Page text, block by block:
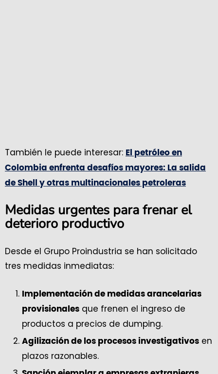
También le puede interesar: El petróleo en
Colombia enfrenta desafíos mayores: La salida
de Shell y otras multinacionales petroleras
Medidas urgentes para frenar el
deterioro productivo
Desde el Grupo Proindustria se han solicitado
tres medidas inmediatas:
Implementación de medidas arancelarias
provisionales que frenen el ingreso de
productos a precios de dumping.
Agilización de los procesos investigativos en
plazos razonables.